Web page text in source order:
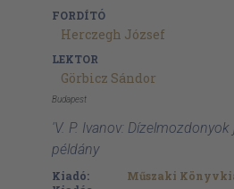
FORDÍTÓ
Herczegh József
LEKTOR
Görbicz Sándor
Budapest
'V. P. Ivanov:
példány
Kiadó:
Műszaki